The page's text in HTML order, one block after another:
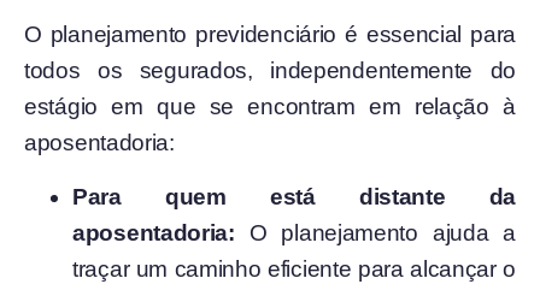
O planejamento previdenciário é essencial para
todos os segurados, independentemente do
estágio em que se encontram em relação à
aposentadoria:
Para quem está distante da
aposentadoria: O planejamento ajuda a
traçar um caminho eficiente para alcançar o